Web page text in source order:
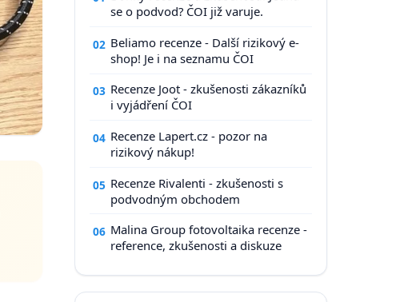
se o podvod? ČOI již varuje.
02 Beliamo recenze - Další rizikový e-
shop! Je i na seznamu ČOI
03 Recenze Joot - zkušenosti zákazníků
i vyjádření ČOI
04 Recenze Lapert.cz - pozor na
rizikový nákup!
05 Recenze Rivalenti - zkušenosti s
podvodným obchodem
06 Malina Group fotovoltaika recenze -
reference, zkušenosti a diskuze